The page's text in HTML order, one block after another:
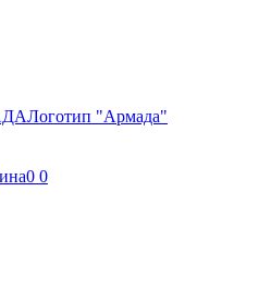
Логотип "Армада"
0 0